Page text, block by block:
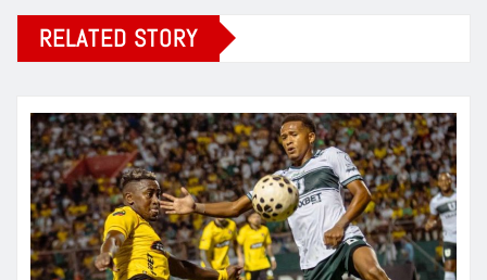
RELATED STORY